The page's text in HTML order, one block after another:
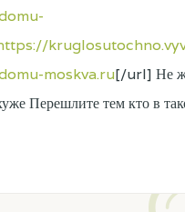
moskva.ru[/url] Не
Перешлите тем кто в